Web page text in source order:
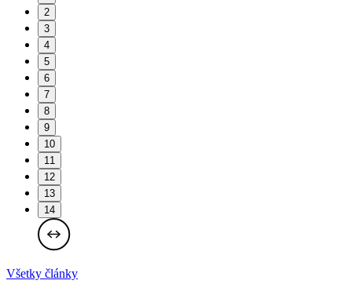
2
3
4
5
6
7
8
9
10
11
12
13
14
Všetky články